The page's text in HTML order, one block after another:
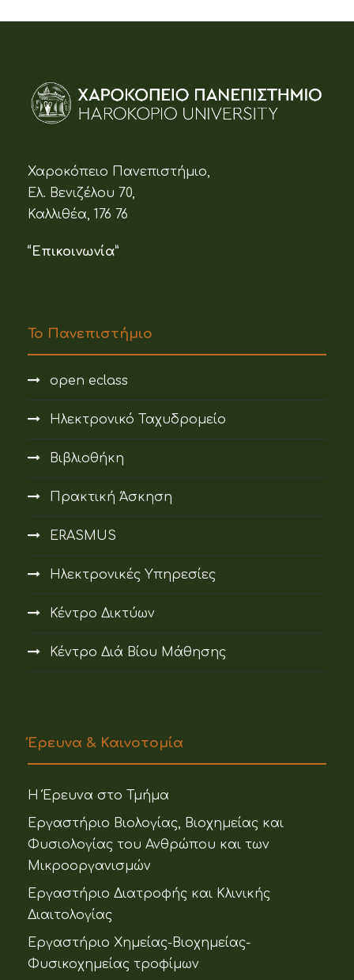
Χαροκόπειο Πανεπιστήμιο,
Ελ. Βενιζέλου 70,
Καλλιθέα, 176 76
“Επικοινωνία”
Το Πανεπιστήμιο
open eclass
Ηλεκτρονικό Ταχυδρομείο
Βιβλιοθήκη
Πρακτική Άσκηση
ERASMUS
Ηλεκτρονικές Υπηρεσίες
Κέντρο Δικτύων
Κέντρο Διά Βίου Μάθησης
Έρευνα & Καινοτομία
Η Έρευνα στο Τμήμα
Εργαστήριο Βιολογίας, Βιοχημείας και
Φυσιολογίας του Ανθρώπου και των
Μικροοργανισμών
Εργαστήριο Διατροφής και Κλινικής
Διαιτολογίας
Εργαστήριο Χημείας-Βιοχημείας-
Φυσικοχημείας τροφίμων